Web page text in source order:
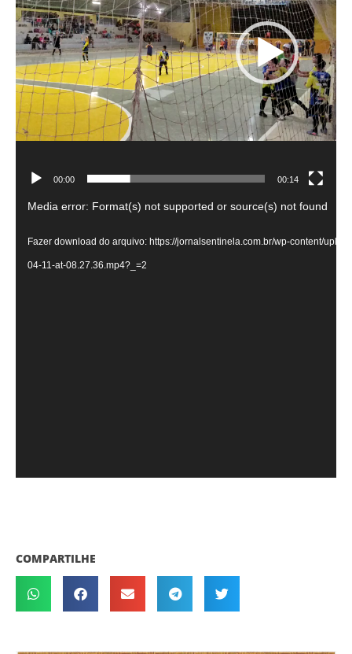
00:00 00:14
Tocador
Media error: Format(s) not supported or source(s) not found
Fazer download do arquivo: https://jornalsentinela.com.br/wp-content/
04-11-at-08.27.36.mp4?_=2
COMPARTILHE